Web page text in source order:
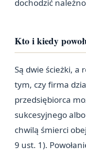
dochodzić
Kto i kiedy
Są dwie ścieżki, a
tym, czy firma
przedsiębiorca
sukcesyjnego
chwilą śmierci
9 ust. 1).